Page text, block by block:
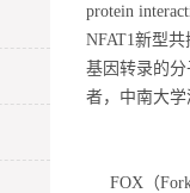
protein
NFAT1新型
基因转录的
者，中南大学
FOX（